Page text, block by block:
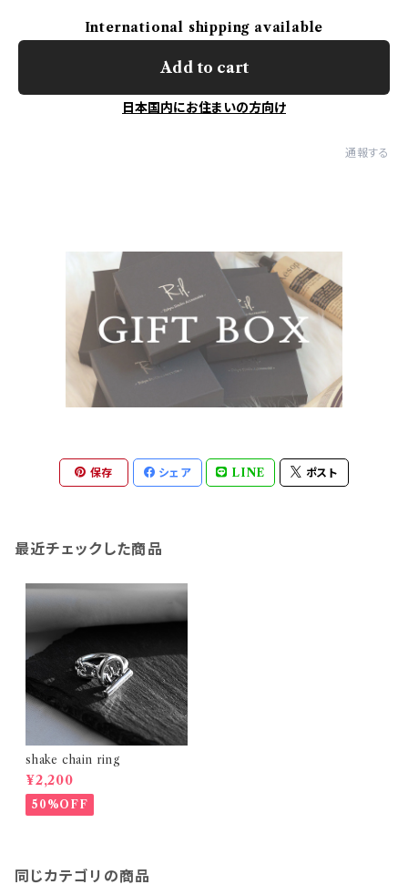
International shipping available
Add to cart
日本国内にお住まいの方向け
通報する
保存 シェア LINE ポスト
最近チェックした商品
shake chain ring
¥2,200
50%OFF
同じカテゴリの商品